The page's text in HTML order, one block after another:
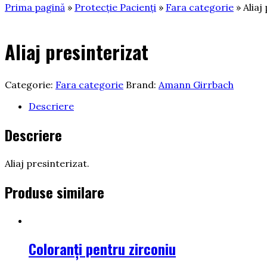
Prima pagină » Protecție Pacienți » Fara categorie »
Aliaj presinterizat
Categorie: Fara categorie Brand: Amann Girrbach
Descriere
Descriere
Aliaj presinterizat.
Produse similare
Coloranţi pentru zirconiu